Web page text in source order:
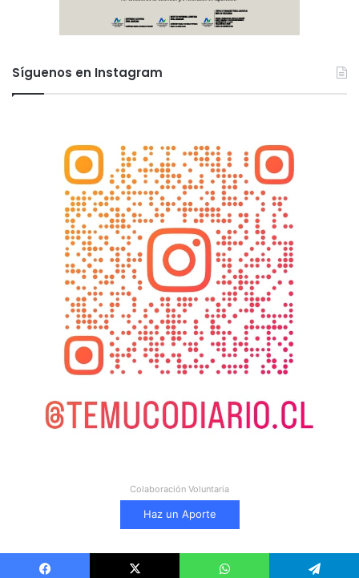
Síguenos en Instagram
Colaboración Voluntaria
Haz un Aporte